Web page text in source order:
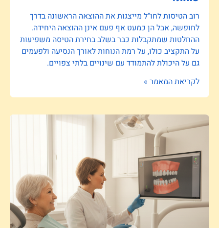
רוב הטיסות לחו"ל מייצגות את ההוצאה הראשונה בדרך
לחופשה, אבל הן כמעט אף פעם אינן ההוצאה היחידה.
ההחלטות שמתקבלות כבר בשלב בחירת הטיסה משפיעות
על התקציב כולו, על רמת הנוחות לאורך הנסיעה ולפעמים
גם על היכולת להתמודד עם שינויים בלתי צפויים.
לקריאת המאמר »